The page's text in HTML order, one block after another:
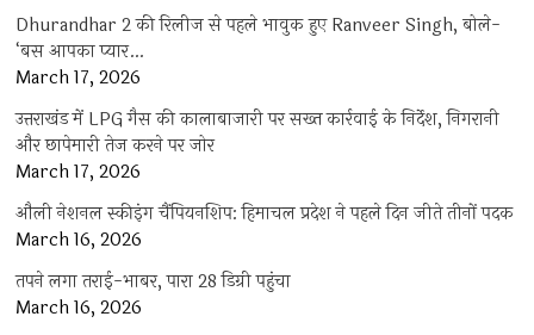
Dhurandhar 2 की रिलीज से पहले भावुक हुए Ranveer Singh, बोले-
‘बस आपका प्यार…
March 17, 2026
उत्तराखंड में LPG गैस की कालाबाजारी पर सख्त कार्रवाई के निर्देश, निगरानी
और छापेमारी तेज करने पर जोर
March 17, 2026
औली नेशनल स्कीइंग चैंपियनशिप: हिमाचल प्रदेश ने पहले दिन जीते तीनों पदक
March 16, 2026
तपने लगा तराई-भाबर, पारा 28 डिग्री पहुंचा
March 16, 2026